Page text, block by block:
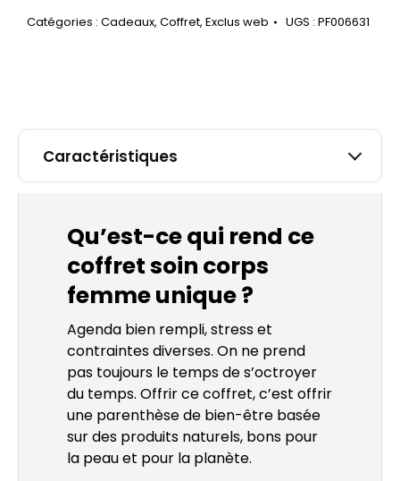
Just
Catégories : Cadeaux, Coffret, Exclus web UGS : PF006631
Caractéristiques
Qu’est-ce qui rend ce
coffret soin corps
femme unique ?
Agenda bien rempli, stress et
contraintes diverses. On ne prend
pas toujours le temps de s’octroyer
du temps. Offrir ce coffret, c’est offrir
une parenthèse de bien-être basée
sur des produits naturels, bons pour
la peau et pour la planète.